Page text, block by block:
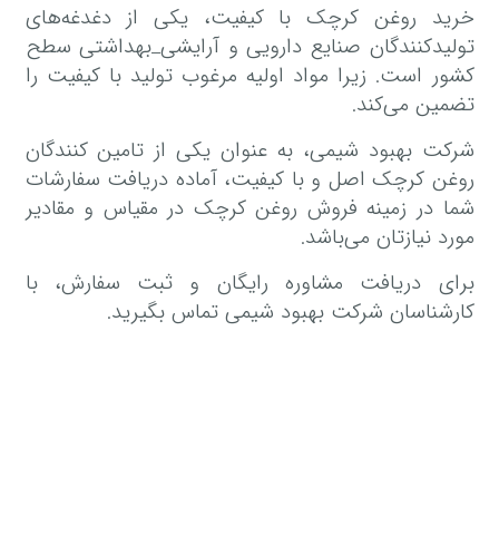
خرید روغن کرچک با کیفیت، یکی از دغدغه‌های
تولیدکنندگان صنایع دارویی و آرایشی_بهداشتی سطح
کشور است. زیرا مواد اولیه مرغوب تولید با کیفیت را
تضمین می‌کند.
شرکت بهبود شیمی، به عنوان یکی از تامین کنندگان
روغن کرچک اصل و با کیفیت، آماده دریافت سفارشات
شما در زمینه فروش روغن کرچک در مقیاس و مقادیر
مورد نیازتان می‌باشد.
برای دریافت مشاوره رایگان و ثبت سفارش، با
کارشناسان شرکت بهبود شیمی تماس بگیرید.